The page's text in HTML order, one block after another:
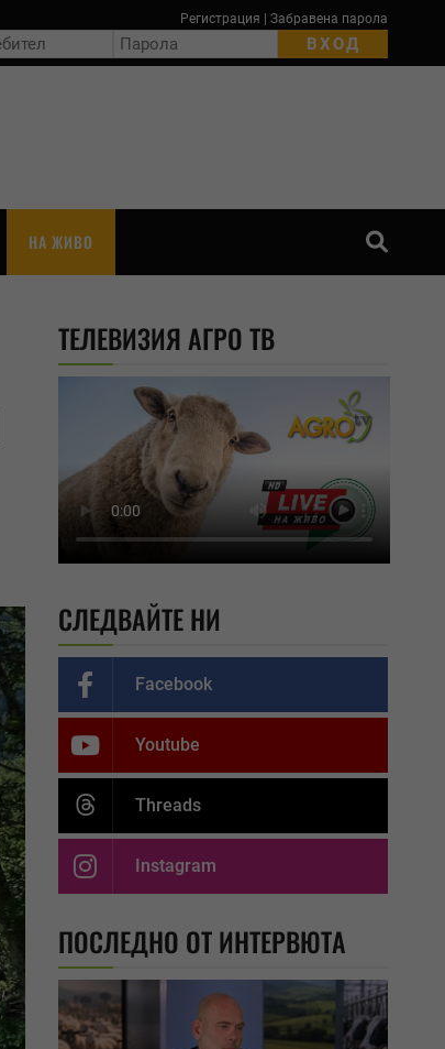
Регистрация Забравена парола
НА ЖИВО
ТЕЛЕВИЗИЯ АГРО ТВ
СЛЕДВАЙТЕ НИ
Facebook
Youtube
Threads
Instagram
ПОСЛЕДНО ОТ ИНТЕРВЮТА